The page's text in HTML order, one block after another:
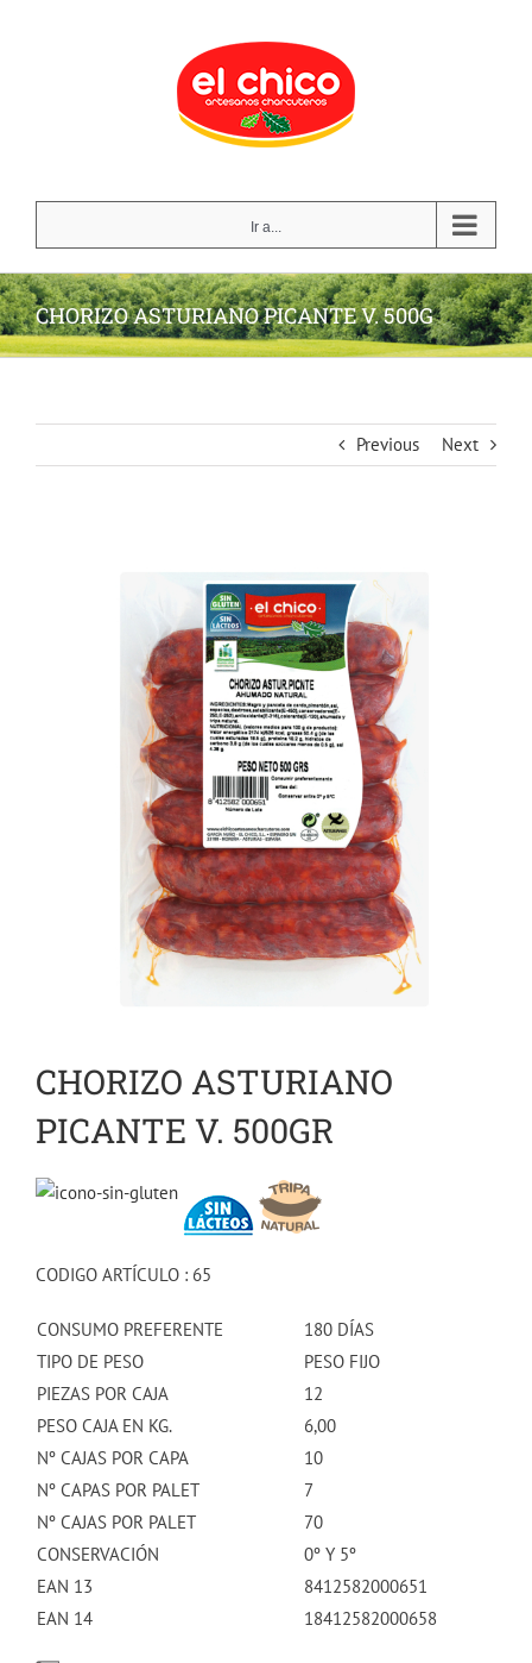
Ir a...
CHORIZO ASTURIANO PICANTE V. 500G
Previous Next
CHORIZO ASTURIANO
PICANTE V. 500GR
CODIGO ARTÍCULO : 65
CONSUMO PREFERENTE
180 DÍAS
TIPO DE PESO
PESO FIJO
PIEZAS POR CAJA
12
PESO CAJA EN KG.
6,00
Nº CAJAS POR CAPA
10
Nº CAPAS POR PALET
7
Nº CAJAS POR PALET
70
CONSERVACIÓN
0º Y 5º
EAN 13
8412582000651
EAN 14
18412582000658